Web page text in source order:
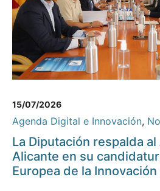
15/07/2026
Agenda Digital e Innovación,
La Diputación respalda
Alicante en su
Europea de la Innovación